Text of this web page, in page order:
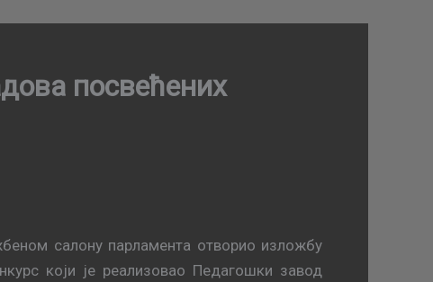
посвећених
салону парламента отворио изложбу
који је реализовао Педагошки завод